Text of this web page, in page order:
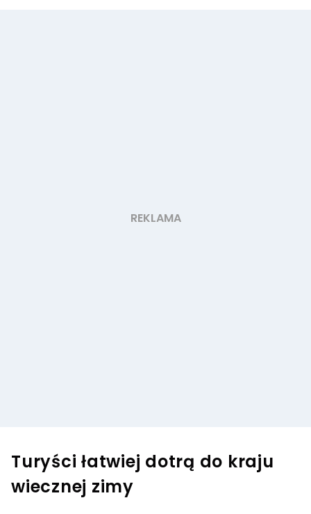
Turyści łatwiej dotrą do kraju
wiecznej zimy